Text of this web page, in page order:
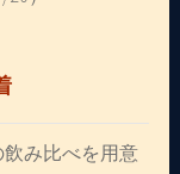
み比べを用意